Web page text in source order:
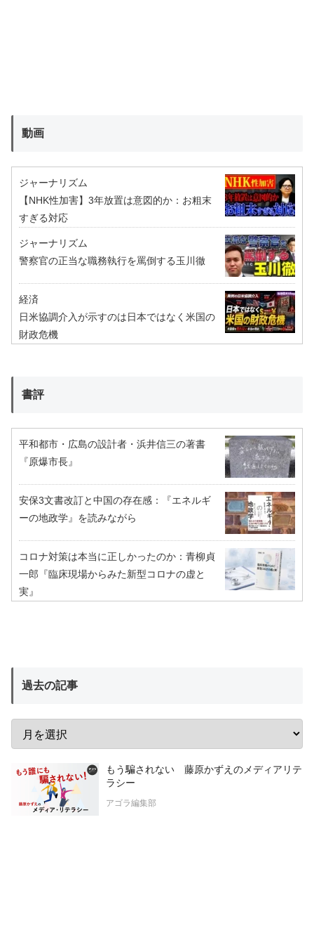
動画
ジャーナリズム
【NHK性加害】3年放置は意図的か：お粗末
すぎる対応
ジャーナリズム
警察官の正当な職務執行を罵倒する玉川徹
経済
日米協調介入が示すのは日本ではなく米国の
財政危機
書評
平和都市・広島の設計者・浜井信三の著書
『原爆市長』
安保3文書改訂と中国の存在感：『エネルギ
ーの地政学』を読みながら
コロナ対策は本当に正しかったのか：青柳貞
一郎『臨床現場からみた新型コロナの虚と
実』
過去の記事
もう騙されない 藤原かずえのメディアリテ
ラシー
アゴラ編集部